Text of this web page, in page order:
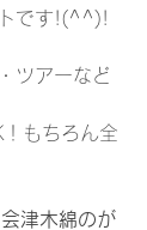
です!(^^)!
ツアーなど
もちろん全
津木綿のが